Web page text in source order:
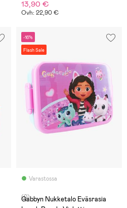
13,90 €
Ovh: 22,90 €
-16%
Flash Sale
Varastossa
(0)
Gabbyn Nukketalo Eväsrasia